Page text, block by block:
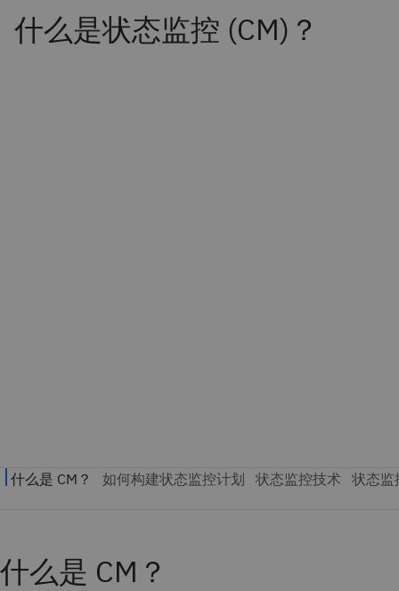
什么是状态监控 (CM)？
什么是 CM？